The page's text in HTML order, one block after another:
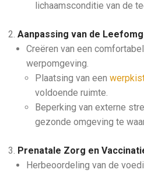
lichaamsconditie van de
Aanpassing van de
Creëren van een
werpomgeving.
Plaatsing van een
voldoende ruimte.
Beperking van externe
gezonde omgeving te
Prenatale Zorg en
Herbeoordeling van de